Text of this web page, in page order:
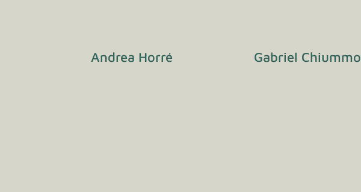
Andrea Horré Gabriel Chiummo